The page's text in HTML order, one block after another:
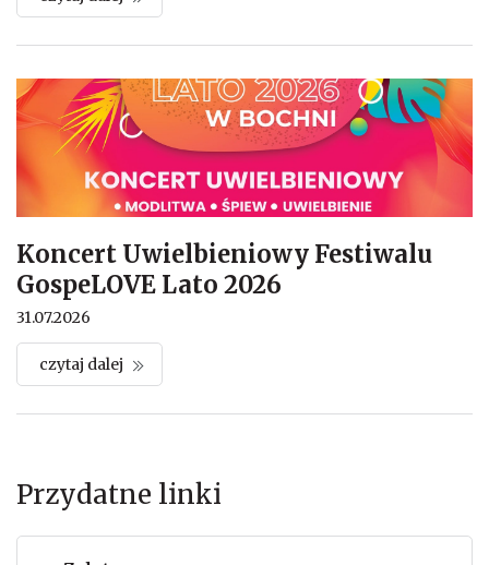
Przydatne linki
Koncert Uwielbieniowy Festiwalu
GospeLOVE Lato 2026
31.07.2026
czytaj dalej